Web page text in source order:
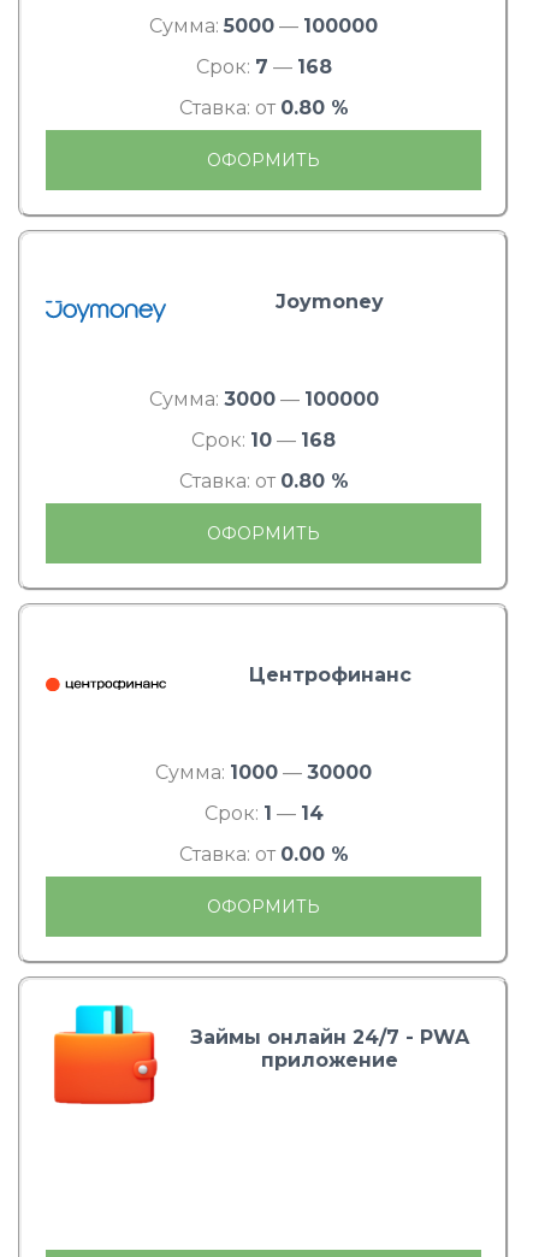
Сумма: 5000 — 100000
Срок: 7 — 168
Ставка: от 0.80 %
ОФОРМИТЬ
Joymoney
Сумма: 3000— 100000
Срок: 10 — 168
Ставка: от 0.80 %
ОФОРМИТЬ
Центрофинанс
Сумма: 1000 — 30000
Срок: 1 — 14
Ставка: от 0.00 %
ОФОРМИТЬ
Займы онлайн 24/7 - PWA
приложение